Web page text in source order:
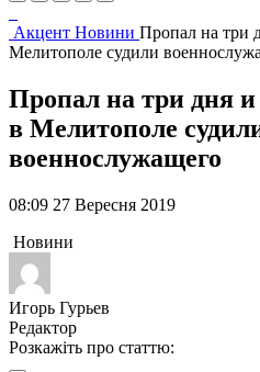
Акцент Новини Пропал на три
Мелитополе судили
Пропал на три дня
в Мелитополе
военнослужащего
08:09 27 Вересня 2019
Новини
Игорь Гурьев
Редактор
Розкажіть про статтю: